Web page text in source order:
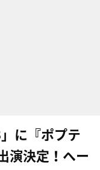
に『ポプテ
演決定！ヘー